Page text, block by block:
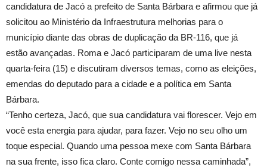
candidatura de Jacó a prefeito de Santa Bárbara e afirmou que já
solicitou ao Ministério da Infraestrutura melhorias para o
município diante das obras de duplicação da BR-116, que já
estão avançadas. Roma e Jacó participaram de uma live nesta
quarta-feira (15) e discutiram diversos temas, como as eleições,
emendas do deputado para a cidade e a política em Santa
Bárbara.
“Tenho certeza, Jacó, que sua candidatura vai florescer. Vejo em
você esta energia para ajudar, para fazer. Vejo no seu olho um
toque especial. Quando uma pessoa mexe com Santa Bárbara
na sua frente, isso fica claro. Conte comigo nessa caminhada”,